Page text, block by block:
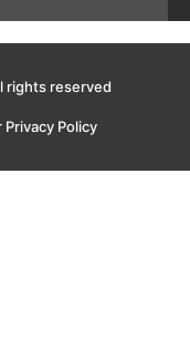
rights reserved
Privacy Policy